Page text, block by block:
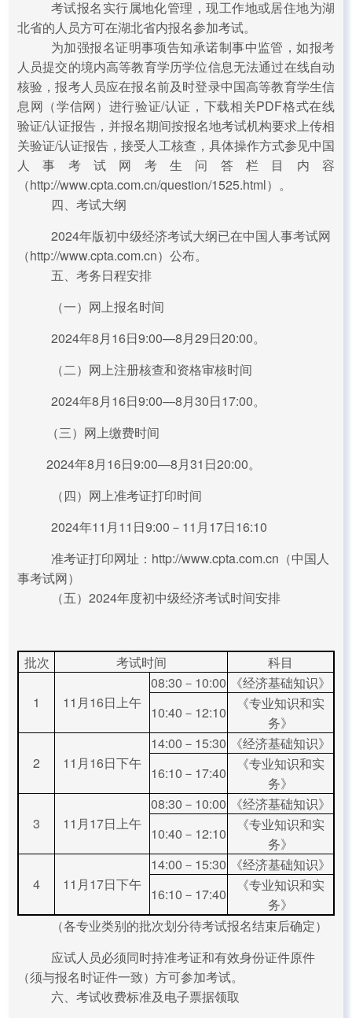
考试报名实行属地化管理，现工作地或居住地为湖
北省的人员方可在湖北省内报名参加考试。
为加强报名证明事项告知承诺制事中监管，如报考
人员提交的境内高等教育学历学位信息无法通过在线自动
核验，报考人员应在报名前及时登录中国高等教育学生信
息网（学信网）进行验证/认证，下载相关PDF格式在线
验证/认证报告，并报名期间按报名地考试机构要求上传相
关验证/认证报告，接受人工核查，具体操作方式参见中国
人事考试网考生问答栏目内容
（http://www.cpta.com.cn/question/1525.html）。
四、考试大纲
2024年版初中级经济考试大纲已在中国人事考试网
（http://www.cpta.com.cn）公布。
五、考务日程安排
（一）网上报名时间
2024年8月16日9:00—8月29日20:00。
（二）网上注册核查和资格审核时间
2024年8月16日9:00—8月30日17:00。
（三）网上缴费时间
2024年8月16日9:00—8月31日20:00。
（四）网上准考证打印时间
2024年11月11日9:00－11月17日16:10
准考证打印网址：http://www.cpta.com.cn（中国人
事考试网）
（五）2024年度初中级经济考试时间安排
批次 考试时间 科目
1 11月16日上午
08:30－10:00
《经济基础知识》
10:40－12:10
《专业知识和实
务》
2 11月16日下午
14:00－15:30
《经济基础知识》
16:10－17:40
《专业知识和实
务》
3 11月17日上午
08:30－10:00
《经济基础知识》
10:40－12:10
《专业知识和实
务》
4 11月17日下午
14:00－15:30
《经济基础知识》
16:10－17:40
《专业知识和实
务》
（各专业类别的批次划分待考试报名结束后确定）
应试人员必须同时持准考证和有效身份证件原件
（须与报名时证件一致）方可参加考试。
六、考试收费标准及电子票据领取